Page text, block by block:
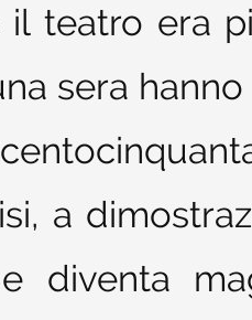
il teatro era
sera
a
diventa